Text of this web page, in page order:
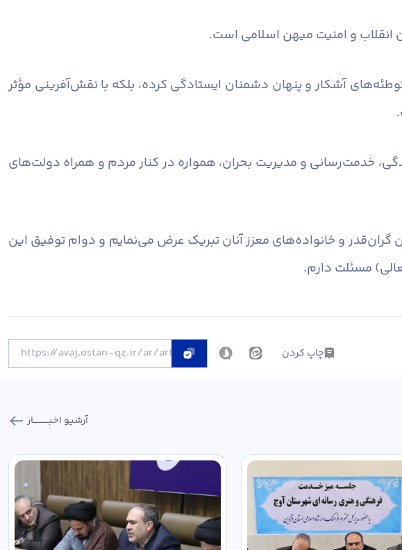
انقلاب و امنیت میهن اسلامی است.
آشکار و پنهان دشمنان ایستادگی کرده، بلکه با نقش‌آفرینی مؤثر
خدمت‌رسانی و مدیریت بحران، همواره در کنار مردم و همراه دولت‌های
گران‌قدر و خانواده‌های معزز آنان تبریک عرض می‌نمایم و دوام توفیق این
مسئلت دارم.
چاپ کردن
آرشیو اخبـــــــــــار